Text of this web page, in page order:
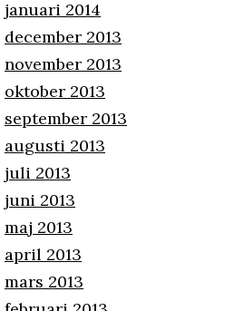
januari 2014
december 2013
november 2013
oktober 2013
september 2013
augusti 2013
juli 2013
juni 2013
maj 2013
april 2013
mars 2013